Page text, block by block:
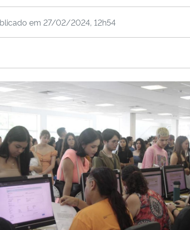
em 27/02/2024, 12h54